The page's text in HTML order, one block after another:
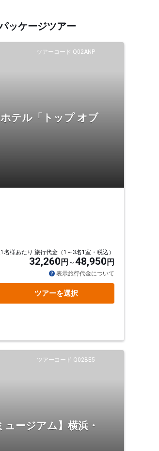
ッケージツアー
ツアーコード Q02ANP
テル「トップ オブ
名様あたり 旅行代金（1～3名1室・税込）
32,260 円 48,950 円
表示旅行代金について
ツアーを選択
ツアーコード Q02BE5
ージアム】横浜・